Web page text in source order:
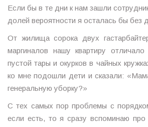
Если бы в те дни к нам зашли
долей вероятности я осталась бы без
От жилища сорока двух
маргиналов нашу квартиру отличало
пустой тары и окурков в чайных
ко мне подошли дети и сказали:
генеральную уборку?»
С тех самых пор проблемы с
если есть, то я сразу вспоминаю